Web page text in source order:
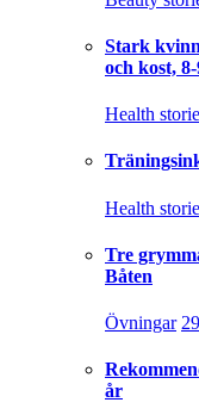
Stark
och kost,
Health
Health
Tre
Båten
Övningar
år